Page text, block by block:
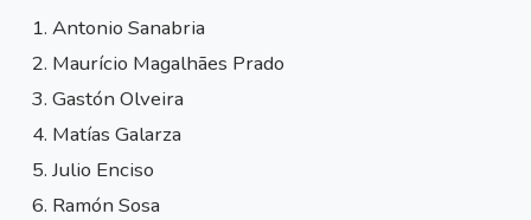
Antonio Sanabria
Maurício Magalhães Prado
Gastón Olveira
Matías Galarza
Julio Enciso
Ramón Sosa